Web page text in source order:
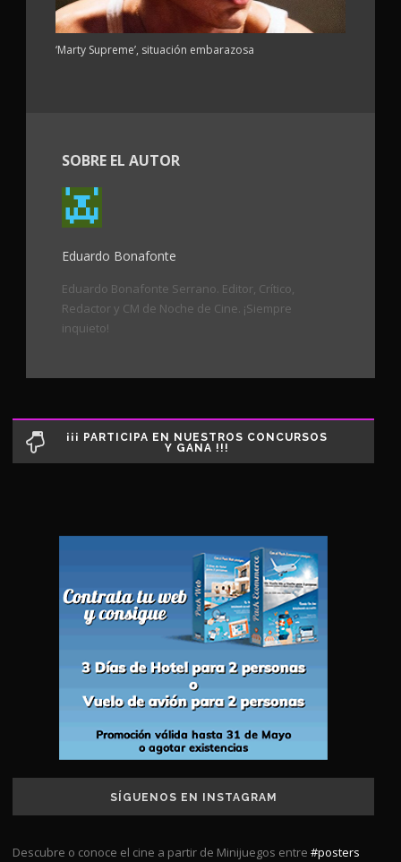
‘Marty Supreme’, situación embarazosa
SOBRE EL AUTOR
Eduardo Bonafonte
Eduardo Bonafonte Serrano. Editor, Crítico,
Redactor y CM de Noche de Cine. ¡Siempre
inquieto!
¡¡¡ PARTICIPA EN NUESTROS CONCURSOS
Y GANA !!!
SÍGUENOS EN INSTAGRAM
Descubre o conoce el cine a partir de Minijuegos entre #posters